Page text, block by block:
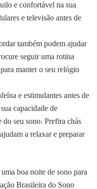
e confortável na sua
e televisão antes de
também podem ajudar
seguir uma rotina
manter o seu relógio
e estimulantes antes de
capacidade de
seu sono. Prefira chás
a relaxar e preparar
boa noite de sono para
Brasileira do Sono